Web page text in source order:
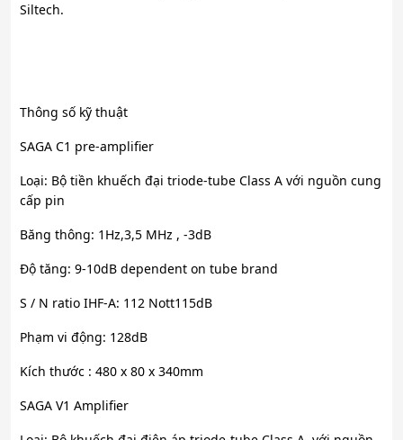
Siltech.
Thông số kỹ thuật
SAGA C1 pre-amplifier
Loại: Bộ tiền khuếch đại triode-tube Class A với nguồn cung
cấp pin
Băng thông: 1Hz,3,5 MHz , -3dB
Độ tăng: 9-10dB dependent on tube brand
S / N ratio IHF-A: 112 Nott115dB
Phạm vi động: 128dB
Kích thước : 480 x 80 x 340mm
SAGA V1 Amplifier